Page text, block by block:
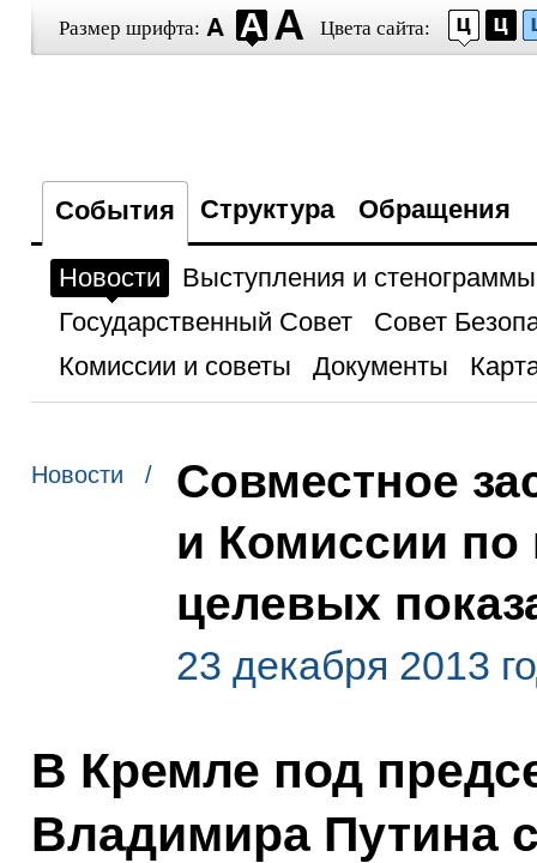
Размер шрифта: Цвета сайта:
События Структура Обращения
Новости
Выступления и стенограммы
Государственный Совет
Совет
Комиссии и советы
Документы
Новости /
Совместное
и Комиссии по
целевых
23 декабря 2013
В Кремле под
Владимира Путина